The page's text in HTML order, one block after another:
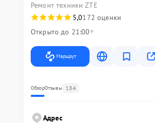
Ремонт техники ZTE
5,0172 оценки
Открыто до 21:00
Маршрут
ОбзорОтзывы 184
Адрес